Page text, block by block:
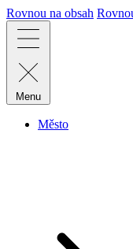
Rovnou na obsah
Menu
Město